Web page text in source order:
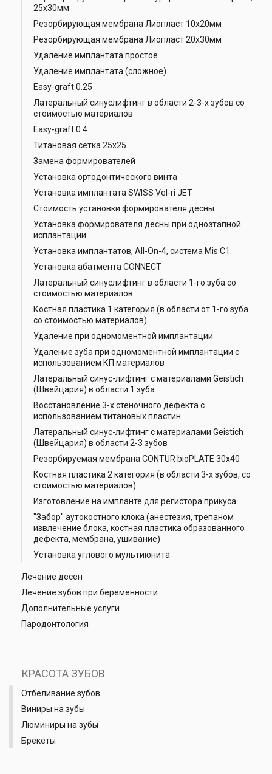
25х30мм
Резорбирующая мембрана Лиопласт 10х20мм
Резорбирующая мембрана Лиопласт 20х30мм
Удаление имплантата простое
Удаление имплантата (сложное)
Easy-graft 0.25
Латеральный синуслифтинг в области 2-3-х зубов со
стоимостью материалов
Easy-graft 0.4
Титановая сетка 25х25
Замена формирователей
Установка ортодонтического винта
Установка имплантата SWISS Vel-ri JET
Стоимость установки формирователя десны
Установка формирователя десны при одноэтапной
исплантации
Установка имплантатов, All-On-4, система Mis C1.
Установка абатмента CONNECT
Латеральный синуслифтинг в области 1-го зуба со
стоимостью материалов
Костная пластика 1 категория (в области от 1-го зуба
со стоимостью материалов)
Удаление при одномоментной имплантации
Удаление зуба при одномоментной имплантации с
использованием КП материалов
Латеральный синус-лифтинг с материалами Geistich
(Швейцария) в области 1 зуба
Восстановление 3-х стеночного дефекта с
использованием титановых пластин
Латеральный синус-лифтинг с материалами Geistich
(Швейцария) в области 2-3 зубов
Резорбируемая мембрана CONTUR bioPLATE 30x40
Костная пластика 2 категория (в области 3-х зубов, со
стоимостью материалов)
Изготовление на импланте для регистора прикуса
"Забор" аутокостного клока (анестезия, трепаном
извлечение блока, костная пластика образованного
дефекта, мембрана, ушивание)
Установка углового мультиюнита
Лечение десен
Лечение зубов при беременности
Дополнительные услуги
Пародонтология
КРАСОТА ЗУБОВ
Отбеливание зубов
Виниры на зубы
Люминиры на зубы
Брекеты